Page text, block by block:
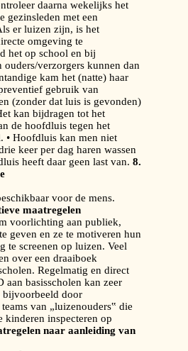
daarna wekelijks het
gezinsleden met een
er luizen zijn, is het
omgeving te
het op school en bij
verzorgers kunnen dan
kam het (natte) haar
gebruik van
(zonder dat luis is gevonden)
kan bijdragen tot het
de hoofdluis tegen het
• Hoofdluis kan men niet
keer per dag haren wassen
heeft daar geen last van. 8.
voor de mens.
maatregelen
voorlichting aan publiek,
geven en ze te motiveren hun
te screenen op luizen. Veel
over een draaiboek
Regelmatig en direct
aan basisscholen kan zeer
bijvoorbeeld door
van „luizenouders‟ die
kinderen inspecteren op
naar aanleiding van